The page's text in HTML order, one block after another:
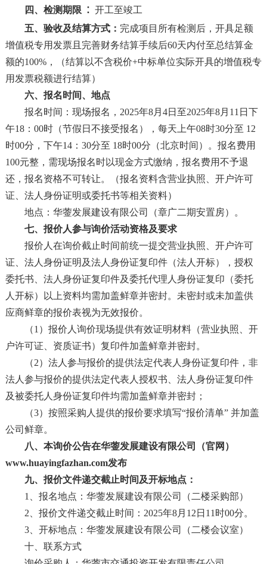
四、检测期限： 开工至竣工
五、验收及结算方式： 完成项目所有检测后，开具足额
增值税专用发票且完善财务结算手续后60天内付至总结算金
额的100%，
（结算以不含税价+中标单位实际开具的增值税专
用发票税额进行结算）
六、报名时间、地点
报名时间：现场报名， 2025年8月4日至2025年8月11日下
午18：00时（节假日不接受报名），每天上午08时30分至 12
时00分，下午14：30分至 18时00分（北京时间）。报名费用
100元整，需现场报名时以现金方式缴纳，报名费用不予退
还，报名资格不可转让。（报名资料含营业执照、开户许可
证、法人身份证明或委托书等相关资料）
地点：华蓥发展建设有限公司（章广二期安置房）。
七、报价人参与询价活动资格及要求
报价人在询价截止时间前统一提交营业执照、开户许可
证、法人身份证明及法人身份证复印件（法人开标），授权
委托书、法人身份证复印件及委托代理人身份证复印（委托
人开标）以上资料均需加盖鲜章并密封。未密封或未加盖供
应商鲜章的报价表视为无效报价。
（1） 报价人询价现场提供有效证明材料（营业执照、开
户许可证、资质证书）复印件加盖鲜章并密封。
（2） 法人参与报价的提供法定代表人身份证复印件，非
法人参与报价的提供法定代表人授权书、法人身份证复印件
及被委托人身份证复印件均需加盖鲜章并密封；
（3）按照采购人提供的报价要求填写“报价清单” 并加盖
公司鲜章。
八、本询价公告在华蓥发展建设有限公司（官网）
www.huayingfazhan.com发布
九、报价文件递交截止时间及开标地点：
1、报名地点：华蓥发展建设有限公司（二楼采购部）
2、报价文件递交截止时间：2025年8月12日11时00分。
3、开标地点：华蓥发展建设有限公司（二楼会议室）
十、联系方式